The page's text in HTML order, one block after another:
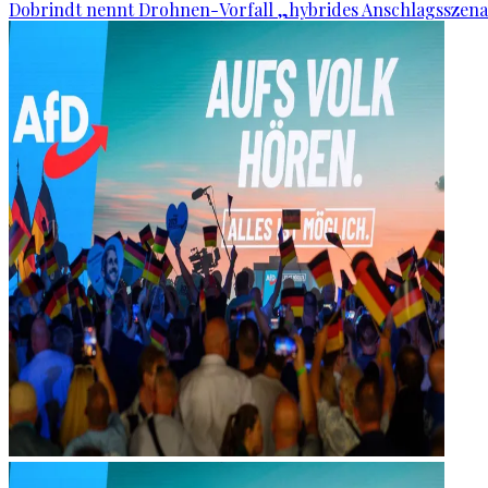
Dobrindt nennt Drohnen-Vorfall „hybrides